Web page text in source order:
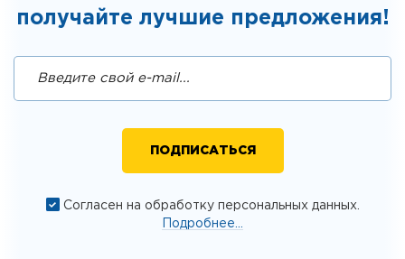
получайте лучшие предложения!
Согласен на обработку персональных данных.
Подробнее...